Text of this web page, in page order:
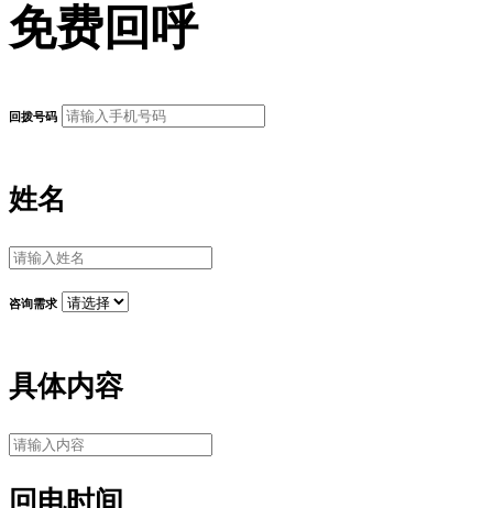
免费回呼
回拨号码
姓名
咨询需求
具体内容